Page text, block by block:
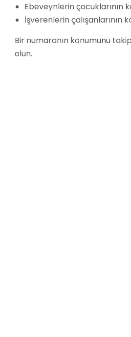
Ebeveynlerin
İşverenlerin
Bir numaranın konumunu
olun.